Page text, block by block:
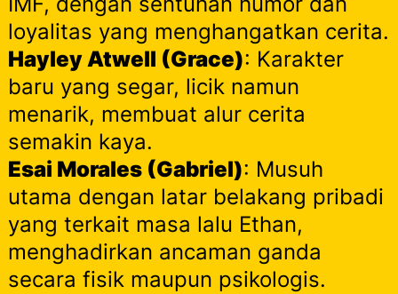
loyalitas yang menghangatkan cerita.
Hayley Atwell (Grace): Karakter
baru yang segar, licik namun
menarik, membuat alur cerita
semakin kaya.
Esai Morales (Gabriel): Musuh
utama dengan latar belakang pribadi
yang terkait masa lalu Ethan,
menghadirkan ancaman ganda
secara fisik maupun psikologis.